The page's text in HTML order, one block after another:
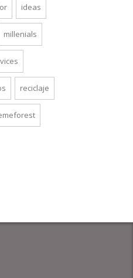
ideas
millenials
reciclaje